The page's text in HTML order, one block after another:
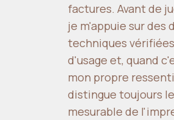
factures. Avant de
je m'appuie sur des
techniques
d'usage et, quand
mon propre
distingue toujours
mesurable de